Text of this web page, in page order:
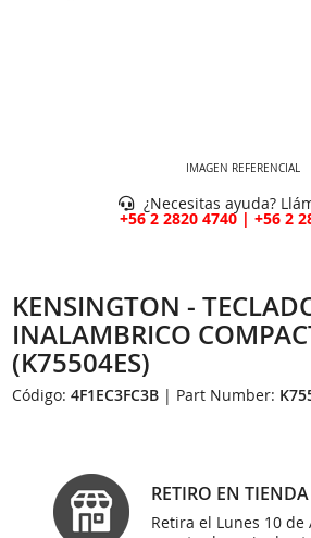
IMAGEN REFERENCIAL
¿Necesitas ayuda?
+56 2 2820 4740 | +56 2
KENSINGTON -
INALAMBRICO
(K75504ES)
Código:4F1EC3FC3B | Part Number:
RETIRO EN TIENDA
Retira el Lunes 10